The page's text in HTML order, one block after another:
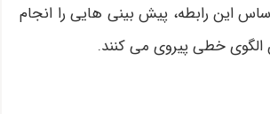
این رابطه، پیش بینی هایی را انجام
الگوی خطی پیروی می کنند.